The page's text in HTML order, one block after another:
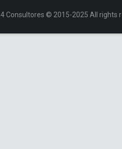
4 Consultores © 2015-2025 All rights